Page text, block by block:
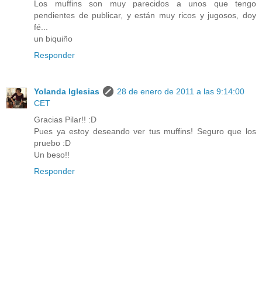
Los muffins son muy parecidos a unos que tengo
pendientes de publicar, y están muy ricos y jugosos, doy
fé...
un biquiño
Responder
Yolanda Iglesias
28 de enero de 2011 a las 9:14:00
CET
Gracias Pilar!! :D
Pues ya estoy deseando ver tus muffins! Seguro que los
pruebo :D
Un beso!!
Responder